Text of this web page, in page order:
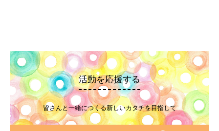
活動を応援する
皆さんと一緒につくる新しいカタチを目指して